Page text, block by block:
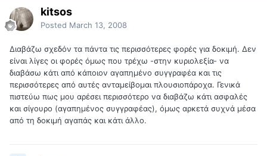
kitsos
Posted March 13, 2008
Διαβάζω σχεδόν τα πάντα τις περισσότερες φορές για δοκιμή. Δεν
είναι λίγες οι φορές όμως που τρέχω -στην κυριολεξία- να
διαβάσω κάτι από κάποιον αγαπημένο συγγραφέα και τις
περισσότερες από αυτές ανταμείβομαι πλουσιοπάροχα. Γενικά
πιστεύω πως μου αρέσει περισσότερο να διαβάζω κάτι ασφαλές
και σίγουρο (αγαπημένος συγγραφέας), όμως αρκετά συχνά μέσα
από τη δοκιμή αγαπάς και κάτι άλλο.